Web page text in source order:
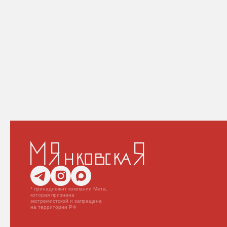
* принадлежит компании Мета,
которая признана
экстремистской и запрещена
на территории РФ